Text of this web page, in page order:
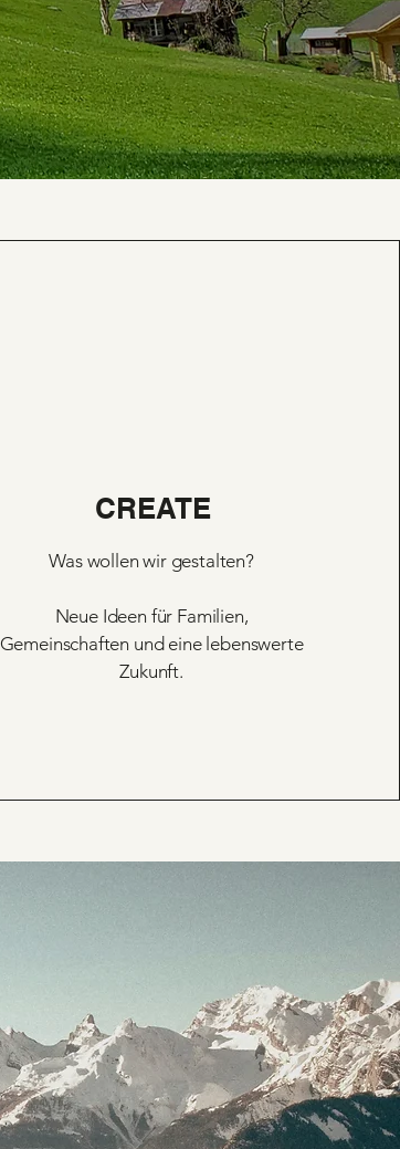
CREATE
Was wollen wir gestalten?
Neue Ideen für Familien,
Gemeinschaften und eine lebenswerte
Zukunft.